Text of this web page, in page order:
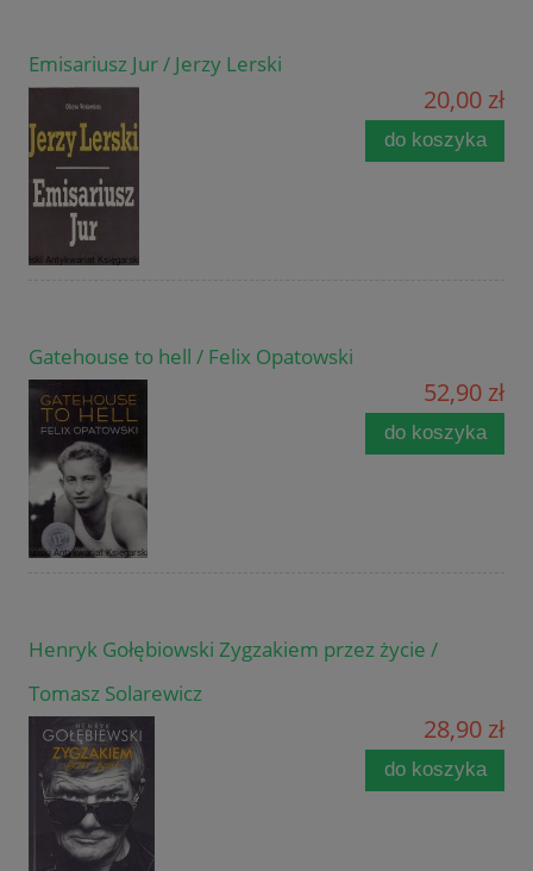
Emisariusz Jur / Jerzy Lerski
20,00 zł
do koszyka
Gatehouse to hell / Felix Opatowski
52,90 zł
do koszyka
Henryk Gołębiowski Zygzakiem przez życie /
Tomasz Solarewicz
28,90 zł
do koszyka